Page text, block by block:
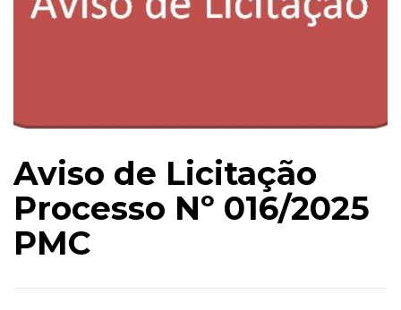
Aviso de Licitação
Processo Nº 016/2025
PMC